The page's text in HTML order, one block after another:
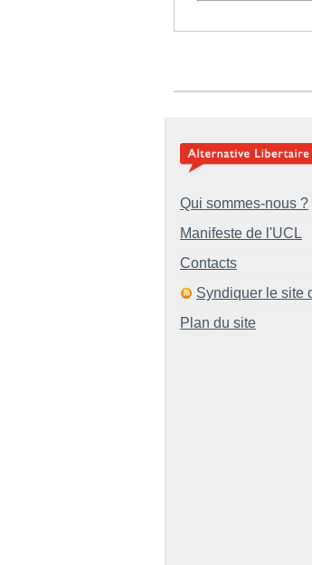
Qui sommes-nous ?
Manifeste de l'UCL
Contacts
Syndiquer le site
Plan du site